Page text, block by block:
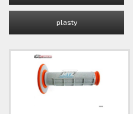
plasty